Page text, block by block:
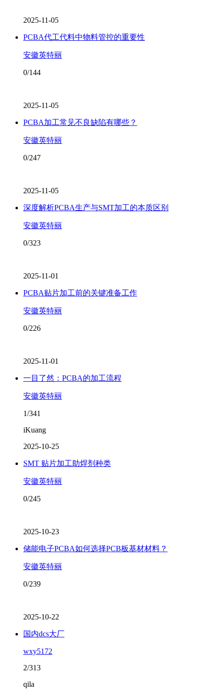
2025-11-05
PCBA代工代料中物料管控的重要性
安徽英特丽
0/144
2025-11-05
PCBA加工常见不良缺陷有哪些？
安徽英特丽
0/247
2025-11-05
深度解析PCBA生产与SMT加工的本质区别
安徽英特丽
0/323
2025-11-01
PCBA贴片加工前的关键准备工作
安徽英特丽
0/226
2025-11-01
一目了然：PCBA的加工流程
安徽英特丽
1/341
iKuang
2025-10-25
SMT 贴片加工助焊剂种类
安徽英特丽
0/245
2025-10-23
储能电子PCBA如何选择PCB板基材材料？
安徽英特丽
0/239
2025-10-22
国内dcs大厂
wxy5172
2/313
qila